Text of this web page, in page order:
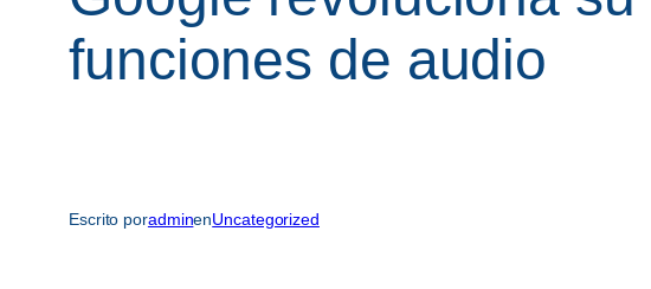
funciones de audio
Escrito poradminenUncategorized